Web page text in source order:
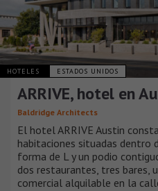
HOTELES ESTADOS UNIDOS
ARRIVE, hotel en
Baldridge Architects
El hotel ARRIVE Austin
habitaciones situadas dentro
forma de L y un podio
dos restaurantes, tres bares,
comercial alquilable en la